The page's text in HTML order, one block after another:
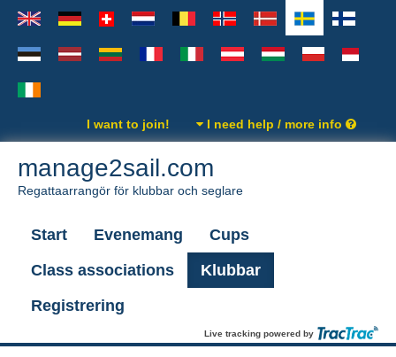
I want to join! I need help / more info
manage2sail.com
Regattaarrangör för klubbar och seglare
Start Evenemang
Cups
Class associations
Klubbar
Registrering
Live tracking powered by